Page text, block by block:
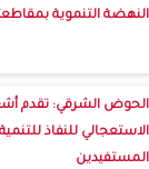
النهضة التنموية
الحوض الشرقي: تقدم
الاستعجالي للنفاذ
المستفيدين